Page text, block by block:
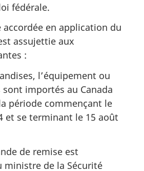
fédérale.
accordée en application du
assujettie aux
:
l’équipement ou
sont importés au Canada
période commençant le
et se terminant le 15 août
de remise est
ministre de la Sécurité